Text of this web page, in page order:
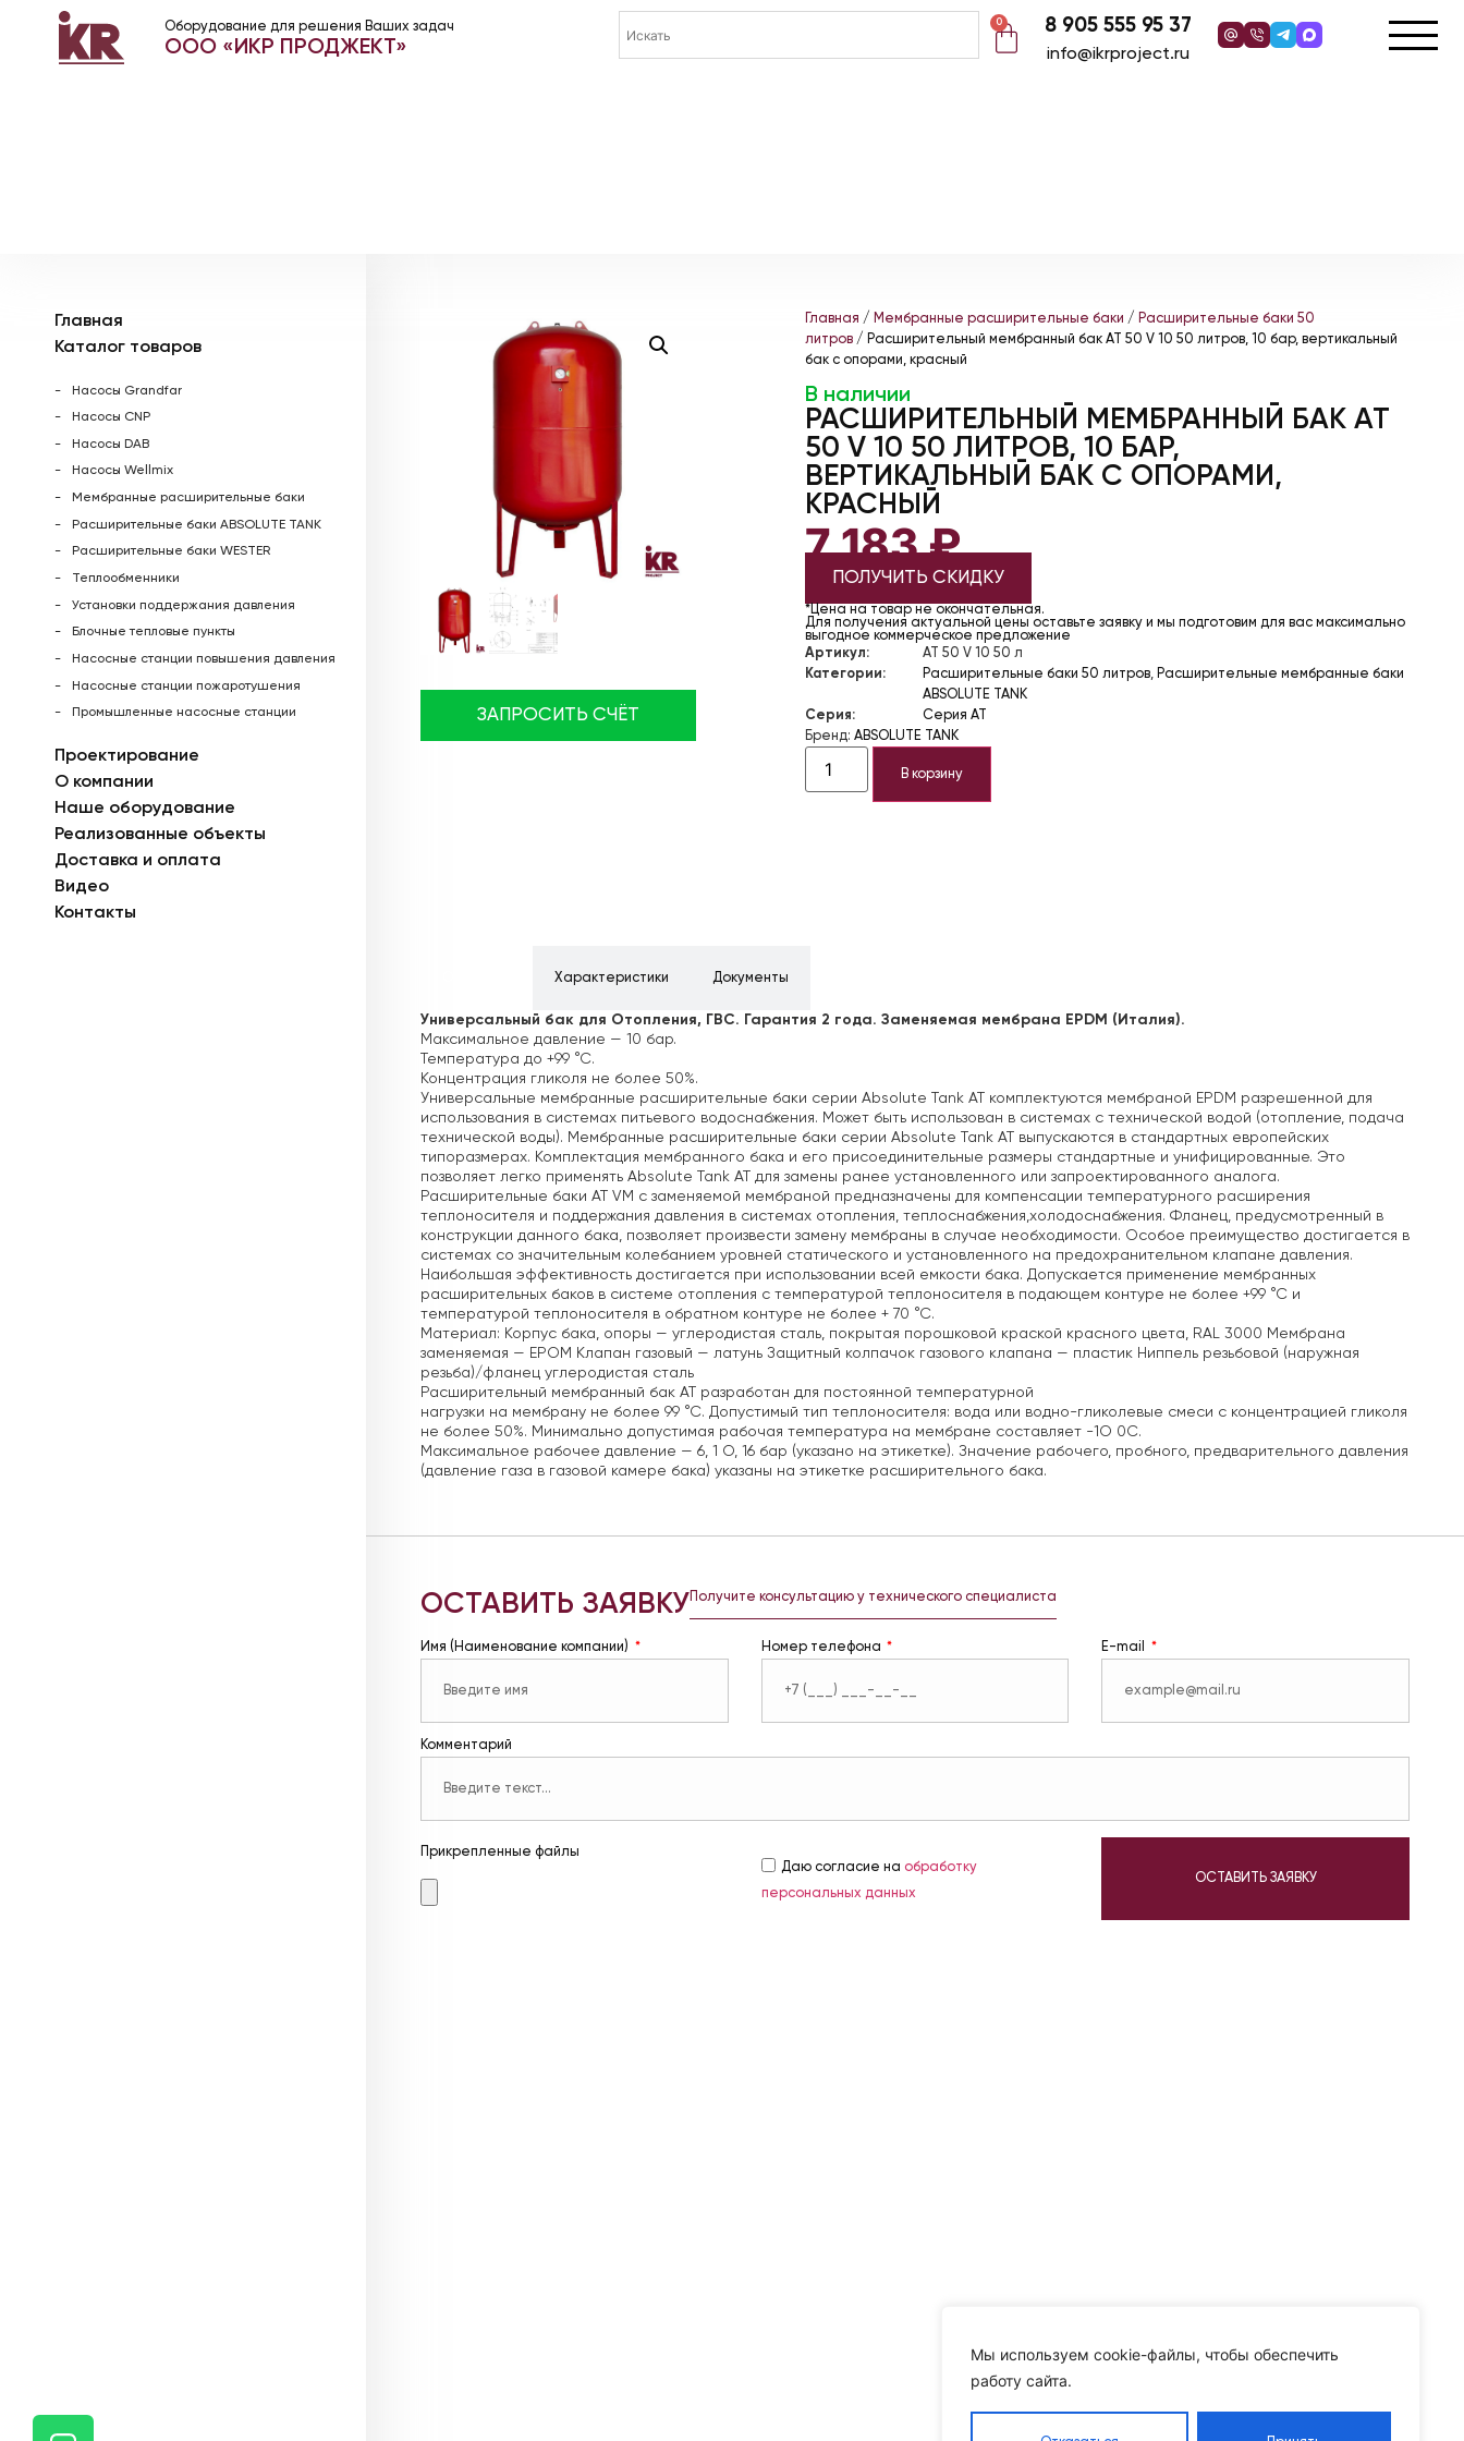
Мы используем cookie-файлы, чтобы обеспечить
работу сайта.
Оборудование для решения Ваших задач
ООО «ИКР ПРОДЖЕКТ»
0 8 905 555 95 37
info@ikrproject.ru
Главная
Каталог товаров
Насосы Grandfar
Насосы CNP
Насосы DAB
Насосы Wellmix
Мембранные расширительные баки
Расширительные баки ABSOLUTE TANK
Расширительные баки WESTER
Теплообменники
Установки поддержания давления
Блочные тепловые пункты
Насосные станции повышения давления
Насосные станции пожаротушения
Промышленные насосные станции
Проектирование
О компании
Наше оборудование
Реализованные объекты
Доставка и оплата
Видео
Контакты
ЗАПРОСИТЬ СЧЁТ
Главная / Мембранные расширительные баки / Расширительные баки 50
литров/ Расширительный мембранный бак AT 50 V 10 50 литров, 10 бар, вертикальный
бак с опорами, красный
В наличии
РАСШИРИТЕЛЬНЫЙ МЕМБРАННЫЙ БАК AT
50 V 10 50 ЛИТРОВ, 10 БАР,
ВЕРТИКАЛЬНЫЙ БАК С ОПОРАМИ,
КРАСНЫЙ
7 183₽
ПОЛУЧИТЬ СКИДКУ
*Цена на товар не окончательная.
Для получения актуальной цены оставьте заявку и мы подготовим для вас максимально
выгодное коммерческое предложение
Артикул:
AT 50 V 10 50 л
Категории:
Расширительные баки 50 литров, Расширительные мембранные баки
ABSOLUTE TANK
Серия:
Серия AT
Бренд: ABSOLUTE TANK
В корзину
Характеристики Документы
Универсальный бак для Отопления, ГВС. Гарантия 2 года. Заменяемая мембрана EPDM (Италия).
Максимальное давление — 10 бар.
Температура до +99 °С.
Концентрация гликоля не более 50%.
Универсальные мембранные расширительные баки серии Absolute Tank AT комплектуются мембраной EPDM разрешенной для
использования в системах питьевого водоснабжения. Может быть использован в системах с технической водой (отопление, подача
технической воды). Мембранные расширительные баки серии Absolute Tank AT выпускаются в стандартных европейских
типоразмерах. Комплектация мембранного бака и его присоединительные размеры стандартные и унифицированные. Это
позволяет легко применять Absolute Tank AT для замены ранее установленного или запроектированного аналога.
Расширительные баки АТ VM с заменяемой мембраной предназначены для компенсации температурного расширения
теплоносителя и поддержания давления в системах отопления, теплоснабжения,холодоснабжения. Фланец, предусмотренный в
конструкции данного бака, позволяет произвести замену мембраны в случае необходимости. Особое преимущество достигается в
системах со значительным колебанием уровней статического и установленного на предохранительном клапане давления.
Наибольшая эффективность достигается при использовании всей емкости бака. Допускается применение мембранных
расширительных баков в системе отопления с температурой теплоносителя в подающем контуре не более +99 °С и
температурой теплоносителя в обратном контуре не более + 70 °С.
Материал: Корпус бака, опоры — углеродистая сталь, покрытая порошковой краской красного цвета, RAL 3000 Мембрана
заменяемая — ЕРОМ Клапан газовый — латунь Защитный колпачок газового клапана — пластик Ниппель резьбовой (наружная
резьба)/фланец углеродистая сталь
Расширительный мембранный бак АТ разработан для постоянной температурной
нагрузки на мембрану не более 99 °С. Допустимый тип теплоносителя: вода или водно-гликолевые смеси с концентрацией гликоля
не более 50%. Минимально допустимая рабочая температура на мембране составляет -1О 0С.
Максимальное рабочее давление — 6, 1 О, 16 бар (указано на этикетке). Значение рабочего, пробного, предварительного давления
(давление газа в газовой камере бака) указаны на этикетке расширительного бака.
ОСТАВИТЬ ЗАЯВКУ Получите консультацию у технического специалиста
Имя (Наименование компании) Номер телефона E-mail
Комментарий
Прикрепленные файлы
Даю согласие на обработку
персональных данных
ОСТАВИТЬ ЗАЯВКУ